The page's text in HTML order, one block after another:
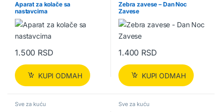
Aparat za kolače sa
nastavcima
1.500 RSD
KUPI ODMAH
Zebra zavese – Dan Noc
Zavese
1.400 RSD
KUPI ODMAH
Sve za kuću Sve za kuću